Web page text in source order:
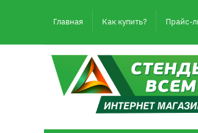
Главная Как купить? Прайс-